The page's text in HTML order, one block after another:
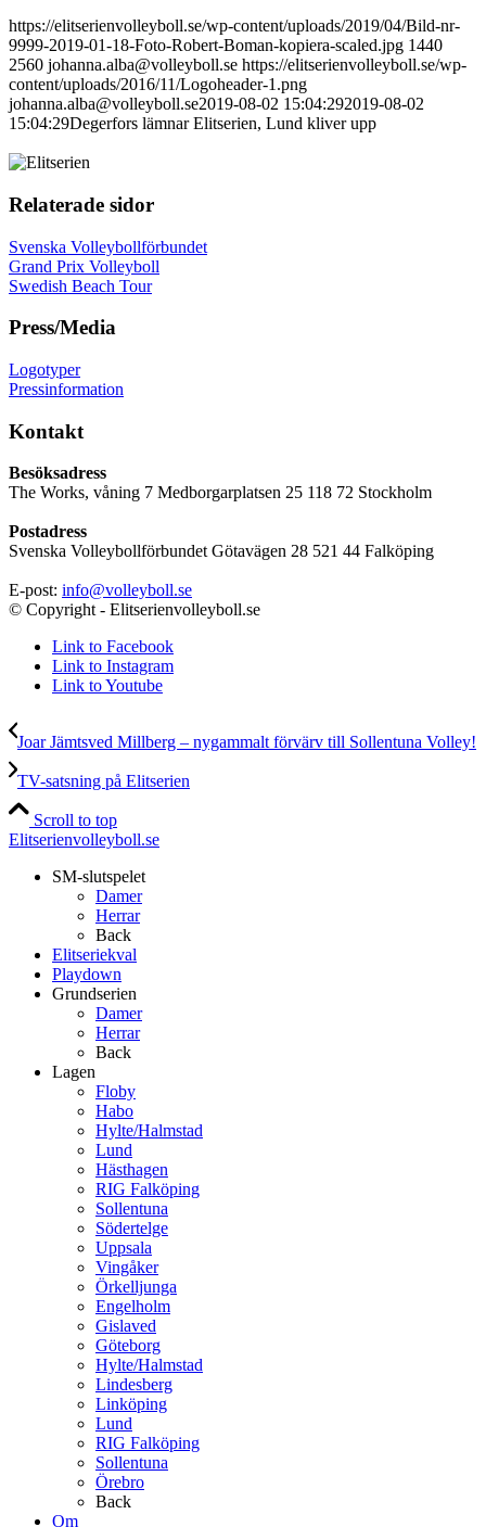
https://elitserienvolleyboll.se/wp-content/uploads/2019/04/Bild-nr-
9999-2019-01-18-Foto-Robert-Boman-kopiera-scaled.jpg 1440
2560 johanna.alba@volleyboll.se https://elitserienvolleyboll.se/wp-
content/uploads/2016/11/Logoheader-1.png
johanna.alba@volleyboll.se2019-08-02 15:04:292019-08-02
15:04:29Degerfors lämnar Elitserien, Lund kliver upp
Relaterade sidor
Svenska Volleybollförbundet
Grand Prix Volleyboll
Swedish Beach Tour
Press/Media
Logotyper
Pressinformation
Kontakt
Besöksadress
The Works, våning 7 Medborgarplatsen 25 118 72 Stockholm
Postadress
Svenska Volleybollförbundet Götavägen 28 521 44 Falköping
E-post: info@volleyboll.se
© Copyright - Elitserienvolleyboll.se
Link to Facebook
Link to Instagram
Link to Youtube
Joar Jämtsved Millberg – nygammalt förvärv till Sollentuna Volley!
TV-satsning på Elitserien
Scroll to top
Elitserienvolleyboll.se
SM-slutspelet
Damer
Herrar
Back
Elitseriekval
Playdown
Grundserien
Damer
Herrar
Back
Lagen
Floby
Habo
Hylte/Halmstad
Lund
Hästhagen
RIG Falköping
Sollentuna
Södertelge
Uppsala
Vingåker
Örkelljunga
Engelholm
Gislaved
Göteborg
Hylte/Halmstad
Lindesberg
Linköping
Lund
RIG Falköping
Sollentuna
Örebro
Back
Om